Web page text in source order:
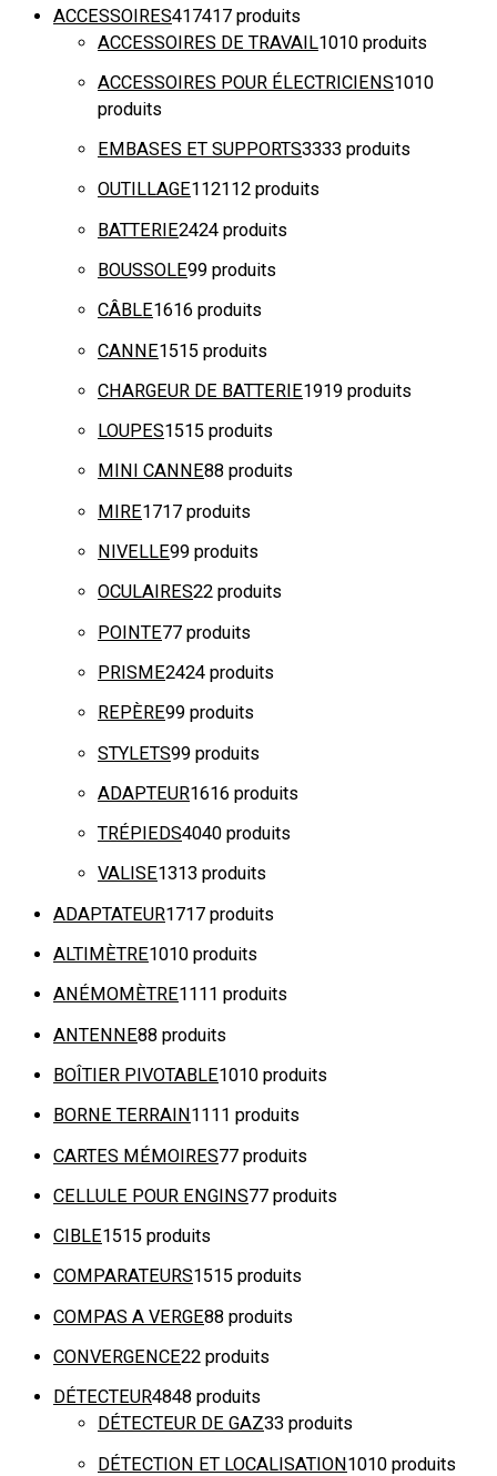
ACCESSOIRES417417 produits
ACCESSOIRES DE TRAVAIL1010 produits
ACCESSOIRES POUR ÉLECTRICIENS1010
produits
EMBASES ET SUPPORTS3333 produits
OUTILLAGE112112 produits
BATTERIE2424 produits
BOUSSOLE99 produits
CÂBLE1616 produits
CANNE1515 produits
CHARGEUR DE BATTERIE1919 produits
LOUPES1515 produits
MINI CANNE88 produits
MIRE1717 produits
NIVELLE99 produits
OCULAIRES22 produits
POINTE77 produits
PRISME2424 produits
REPÈRE99 produits
STYLETS99 produits
ADAPTEUR1616 produits
TRÉPIEDS4040 produits
VALISE1313 produits
ADAPTATEUR1717 produits
ALTIMÈTRE1010 produits
ANÉMOMÈTRE11 11 produits
ANTENNE88 produits
BOÎTIER PIVOTABLE1010 produits
BORNE TERRAIN 11 11 produits
CARTES MÉMOIRES77 produits
CELLULE POUR ENGINS77 produits
CIBLE1515 produits
COMPARATEURS1515 produits
COMPAS A VERGE88 produits
CONVERGENCE22 produits
DÉTECTEUR4848 produits
DÉTECTEUR DE GAZ33 produits
DÉTECTION ET LOCALISATION1010 produits